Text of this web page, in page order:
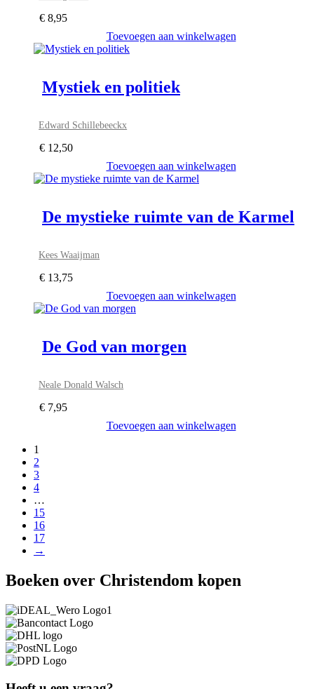
€ 8,95
Toevoegen aan winkelwagen
Mystiek en politiek
Edward Schillebeeckx
€ 12,50
Toevoegen aan winkelwagen
De mystieke ruimte van de Karmel
Kees Waaijman
€ 13,75
Toevoegen aan winkelwagen
De God van morgen
Neale Donald Walsch
€ 7,95
Toevoegen aan winkelwagen
1
2
3
4
…
15
16
17
→
Boeken over Christendom kopen